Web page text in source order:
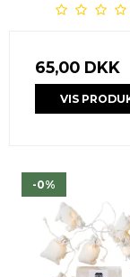
65,00 DKK
VIS
-0%